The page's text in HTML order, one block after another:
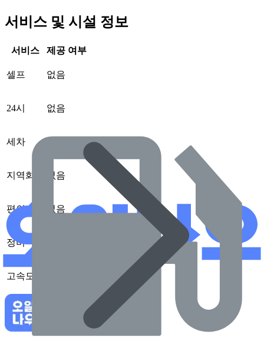
서비스 및 시설 정보
서비스 제공 여부
셀프 없음
24시 없음
세차
지역화폐 없음
편의점 없음
정비
고속도로